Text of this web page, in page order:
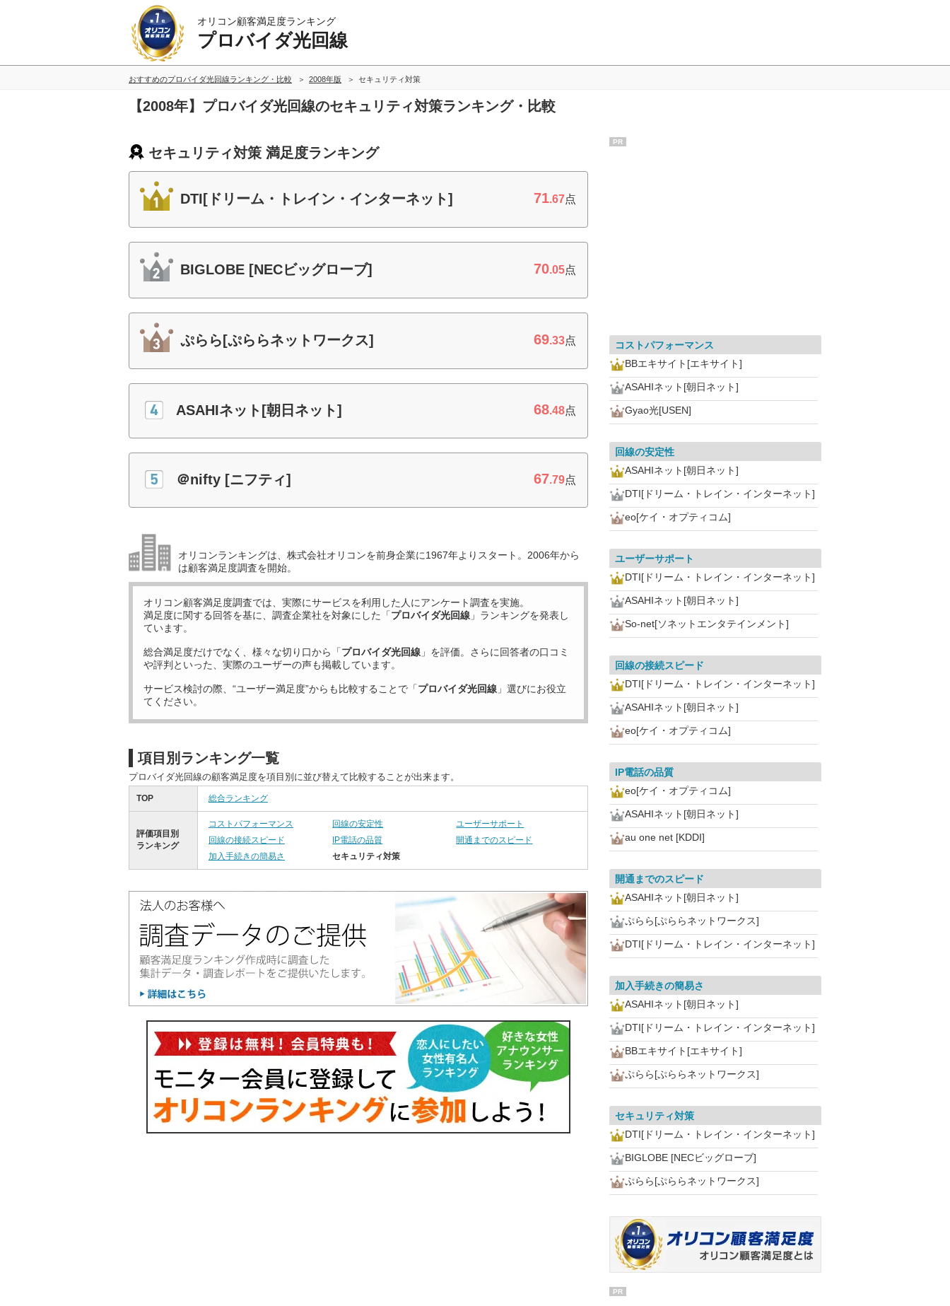
オリコン顧客満足度ランキング
プロバイダ光回線
おすすめのプロバイダ光回線ランキング・比較 2008年版 セキュリティ対策
【2008年】プロバイダ光回線のセキュリティ対策ランキング・比較
セキュリティ対策 満足度ランキング
DTI[ドリーム・トレイン・インターネット] 71.67点
BIGLOBE [NECビッグローブ] 70.05点
ぷらら[ぷららネットワークス] 69.33点
ASAHIネット[朝日ネット] 68.48点
＠nifty [ニフティ] 67.79点
オリコンランキングは、株式会社オリコンを前身企業に1967年よりスタート。2006年から
は顧客満足度調査を開始。
オリコン顧客満足度調査では、実際にサービスを利用した 人にアンケート調査を実施。
満足度に関する回答を基に、調査企業社を対象にした「プロバイダ光回線 」ランキングを発表し
ています。
総合満足度だけでなく、様々な切り口から「プロバイダ光回線 」を評価。さらに回答者の口コミ
や評判といった、実際のユーザーの声も掲載しています。
サービス検討の際、“ユーザー満足度”からも比較することで「プロバイダ光回線 」選びにお役立
てください。
項目別ランキング一覧
プロバイダ光回線の顧客満足度を項目別に並び替えて比較することが出来ます。
TOP 総合ランキング
評価項目別
ランキング
コストパフォーマンス 回線の安定性
ユーザーサポート
回線の接続スピード
IP電話の品質
開通までのスピード
加入手続きの簡易さ
セキュリティ対策
PR
コストパフォーマンス
BBエキサイト[エキサイト]
ASAHIネット[朝日ネット]
Gyao光[USEN]
回線の安定性
ASAHIネット[朝日ネット]
DTI[ドリーム・トレイン・インターネット]
eo[ケイ・オプティコム]
ユーザーサポート
DTI[ドリーム・トレイン・インターネット]
ASAHIネット[朝日ネット]
So-net[ソネットエンタテインメント]
回線の接続スピード
DTI[ドリーム・トレイン・インターネット]
ASAHIネット[朝日ネット]
eo[ケイ・オプティコム]
IP電話の品質
eo[ケイ・オプティコム]
ASAHIネット[朝日ネット]
au one net [KDDI]
開通までのスピード
ASAHIネット[朝日ネット]
ぷらら[ぷららネットワークス]
DTI[ドリーム・トレイン・インターネット]
加入手続きの簡易さ
ASAHIネット[朝日ネット]
DTI[ドリーム・トレイン・インターネット]
BBエキサイト[エキサイト]
ぷらら[ぷららネットワークス]
セキュリティ対策
DTI[ドリーム・トレイン・インターネット]
BIGLOBE [NECビッグローブ]
ぷらら[ぷららネットワークス]
PR